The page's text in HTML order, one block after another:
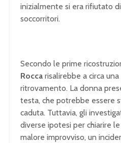
inizialmente si era rifiutato
soccorritori.
Secondo le prime
Rocca risalirebbe a circa
ritrovamento. La donna
testa, che potrebbe essere
caduta. Tuttavia, gli
diverse ipotesi per chiarire
malore improvviso, un